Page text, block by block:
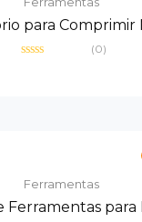
para Comprimir
(0)
Ferramentas
Ferramentas para